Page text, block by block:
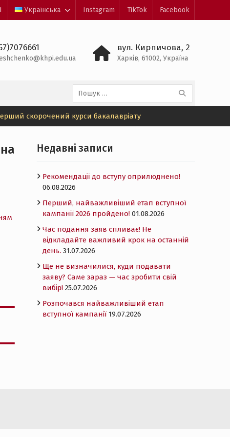
Українська Instagram TikTok Facebook
вул. Кирпичова, 2
Харків, 61002, Україна
Пошук:
скорочений курси бакалавріату
Недавні записи
Рекомендації до вступу оприлюднено!
06.08.2026
Перший, найважливіший етап вступної
кампанії 2026 пройдено! 01.08.2026
Час подання заяв спливає! Не
відкладайте важливий крок на останній
день. 31.07.2026
Ще не визначилися, куди подавати
заяву? Саме зараз — час зробити свій
вибір! 25.07.2026
Розпочався найважливіший етап
вступної кампанії 19.07.2026